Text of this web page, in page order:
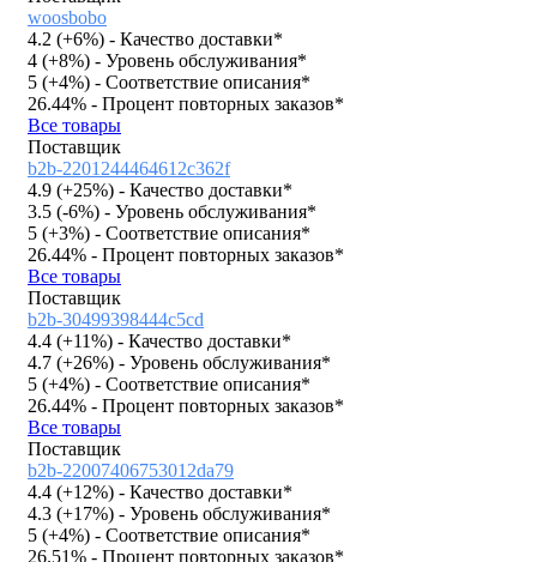
woosbobo
4.2 (+6%) - Качество доставки*
4 (+8%) - Уровень обслуживания*
5 (+4%) - Соответствие описания*
26.44% - Процент повторных заказов*
Все товары
Поставщик
b2b-2201244464612c362f
4.9 (+25%) - Качество доставки*
3.5 (-6%) - Уровень обслуживания*
5 (+3%) - Соответствие описания*
26.44% - Процент повторных заказов*
Все товары
Поставщик
b2b-30499398444c5cd
4.4 (+11%) - Качество доставки*
4.7 (+26%) - Уровень обслуживания*
5 (+4%) - Соответствие описания*
26.44% - Процент повторных заказов*
Все товары
Поставщик
b2b-22007406753012da79
4.4 (+12%) - Качество доставки*
4.3 (+17%) - Уровень обслуживания*
5 (+4%) - Соответствие описания*
26.51% - Процент повторных заказов*